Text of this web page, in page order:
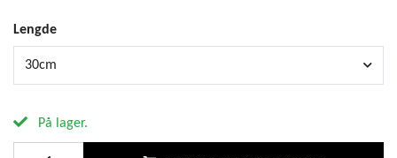
Lengde
30cm
På lager.